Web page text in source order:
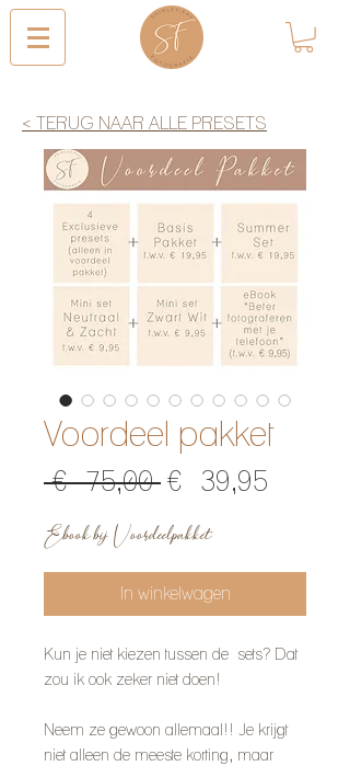
< TERUG NAAR ALLE PRESETS
Voordeel pakket
€ 75,00 Normale
€ 39,95
Ebook bij Voordeelpakket
In winkelwagen
Kun je niet kiezen tussen de sets? Dat
zou ik ook zeker niet doen!
Neem ze gewoon allemaal!! Je krijgt
niet alleen de meeste korting, maar